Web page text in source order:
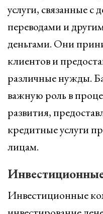
услуги, связанные с
переводами и
деньгами. Они
клиентов и
различные нужды.
важную роль в
развития,
кредитные услуги
лицам.
Инвестиционные